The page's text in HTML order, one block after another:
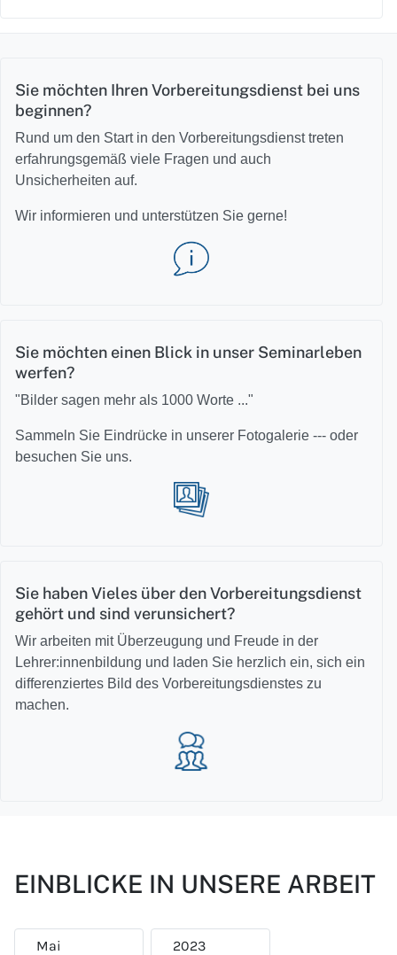
Sie möchten Ihren Vorbereitungsdienst bei uns
beginnen?
Rund um den Start in den Vorbereitungsdienst treten
erfahrungsgemäß viele Fragen und auch
Unsicherheiten auf.
Wir informieren und unterstützen Sie gerne!
Sie möchten einen Blick in unser Seminarleben
werfen?
"Bilder sagen mehr als 1000 Worte ..."
Sammeln Sie Eindrücke in unserer Fotogalerie --- oder
besuchen Sie uns.
Sie haben Vieles über den Vorbereitungsdienst
gehört und sind verunsichert?
Wir arbeiten mit Überzeugung und Freude in der
Lehrer:innenbildung und laden Sie herzlich ein, sich ein
differenziertes Bild des Vorbereitungsdienstes zu
machen.
EINBLICKE IN UNSERE ARBEIT